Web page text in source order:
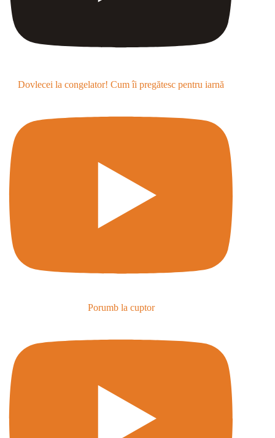
Dovlecei la congelator! Cum îi pregătesc pentru iarnă
Porumb la cuptor